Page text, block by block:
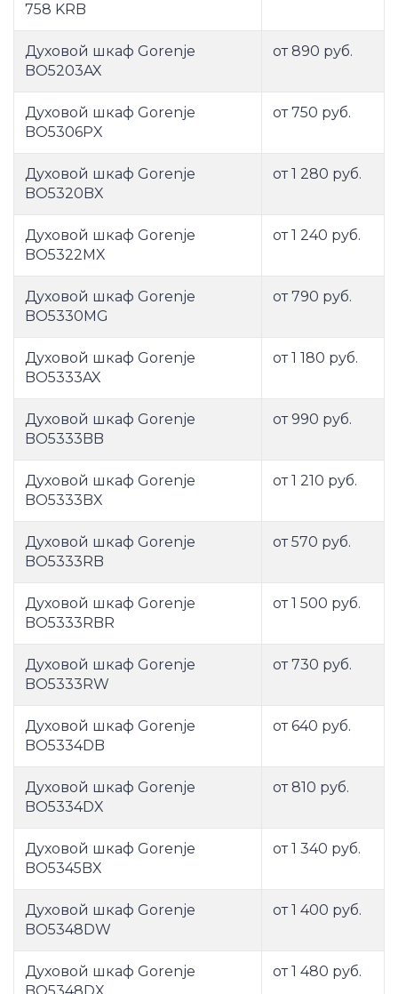
758 KRB
Духовой шкаф Gorenje
BO5203AX
от 890 руб.
Духовой шкаф Gorenje
BO5306PX
от 750 руб.
Духовой шкаф Gorenje
BO5320BX
от 1 280 руб.
Духовой шкаф Gorenje
BO5322MX
от 1 240 руб.
Духовой шкаф Gorenje
BO5330MG
от 790 руб.
Духовой шкаф Gorenje
BO5333AX
от 1 180 руб.
Духовой шкаф Gorenje
BO5333BB
от 990 руб.
Духовой шкаф Gorenje
BO5333BX
от 1 210 руб.
Духовой шкаф Gorenje
BO5333RB
от 570 руб.
Духовой шкаф Gorenje
BO5333RBR
от 1 500 руб.
Духовой шкаф Gorenje
BO5333RW
от 730 руб.
Духовой шкаф Gorenje
BO5334DB
от 640 руб.
Духовой шкаф Gorenje
BO5334DX
от 810 руб.
Духовой шкаф Gorenje
BO5345BX
от 1 340 руб.
Духовой шкаф Gorenje
BO5348DW
от 1 400 руб.
Духовой шкаф Gorenje
от 1 480 руб.